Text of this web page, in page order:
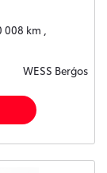
km ,
WESS Berģos